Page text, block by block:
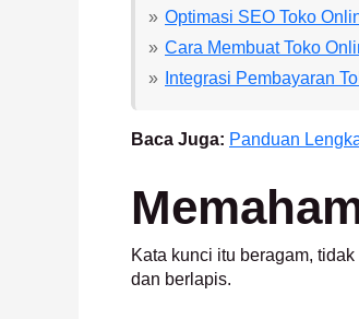
Optimasi SEO Toko
Cara Membuat Toko
Integrasi Pembayaran
Baca Juga: Panduan
Kata kunci itu beragam,
dan berlapis.